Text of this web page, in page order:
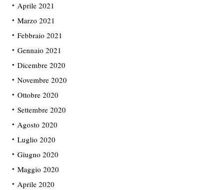
Aprile 2021
Marzo 2021
Febbraio 2021
Gennaio 2021
Dicembre 2020
Novembre 2020
Ottobre 2020
Settembre 2020
Agosto 2020
Luglio 2020
Giugno 2020
Maggio 2020
Aprile 2020